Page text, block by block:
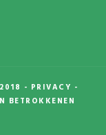
- PRIVACY -
BETROKKENEN